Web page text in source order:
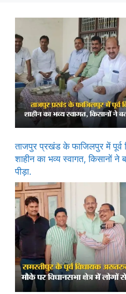
ताजपुर प्रखंड के फाजिलपुर में
शाहीन का भव्य स्वागत, किसानों
पीड़ा.